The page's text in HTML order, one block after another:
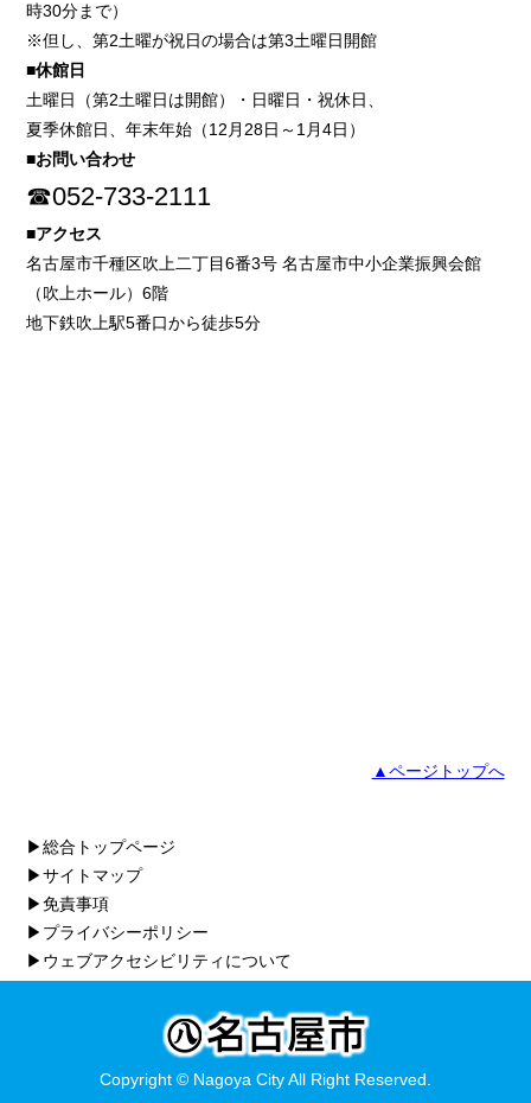
時30分まで）
※但し、第2土曜が祝日の場合は第3土曜日開館
■休館日
土曜日（第2土曜日は開館）・日曜日・祝休日、
夏季休館日、年末年始（12月28日～1月4日）
■お問い合わせ
☎052-733-2111
■アクセス
名古屋市千種区吹上二丁目6番3号 名古屋市中小企業振興会館
（吹上ホール）6階
地下鉄吹上駅5番口から徒歩5分
▲ページトップへ
▶総合トップページ
▶サイトマップ
▶免責事項
▶プライバシーポリシー
▶ウェブアクセシビリティについて
Copyright © Nagoya City All Right Reserved.